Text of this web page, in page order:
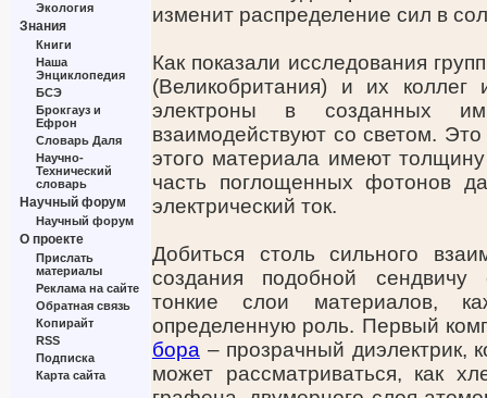
Экология
Знания
Книги
Наша
Энциклопедия
БСЭ
Брокгауз и
Ефрон
Словарь Даля
Научно-
Технический
словарь
Научный форум
Научный форум
О проекте
Прислать
материалы
Реклама на сайте
Обратная связь
Копирайт
RSS
Подписка
Карта сайта
изменит распределение сил в
Как показали исследования
(Великобритания) и их
электроны в созданных
взаимодействуют со светом.
этого материала имеют
часть поглощенных фотонов
электрический ток.
Добиться столь сильного
создания подобной
тонкие слои материалов,
определенную роль. Первый
бора – прозрачный диэлектрик,
может рассматриваться, как